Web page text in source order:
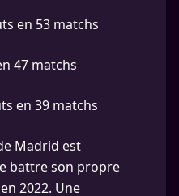
en 53 matchs
47 matchs
en 39 matchs
Madrid est
battre son propre
2022. Une